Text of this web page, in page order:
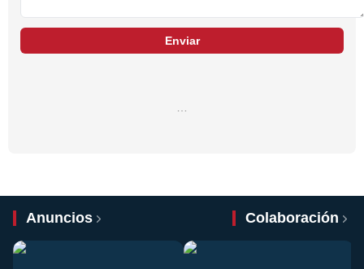
Enviar
Anuncios Colaboración